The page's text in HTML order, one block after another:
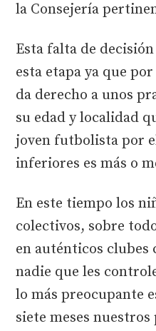
la Consejería
Esta falta de
esta etapa ya que
da derecho a unos
su edad y localidad
joven futbolista por
inferiores es más o
En este tiempo los
colectivos, sobre
en auténticos clubes
nadie que les
lo más preocupante
siete meses